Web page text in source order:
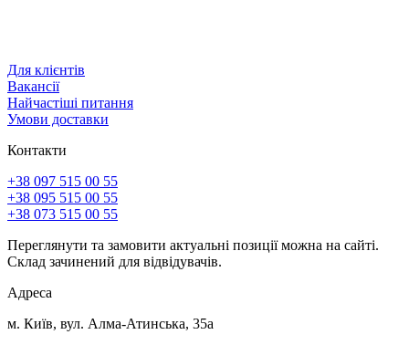
Для клієнтів
Вакансії
Найчастіші питання
Умови доставки
Контакти
+38 097 515 00 55
+38 095 515 00 55
+38 073 515 00 55
Переглянути та замовити актуальні позиції можна на сайті.
Склад зачинений для відвідувачів.
Адреса
м. Київ, вул. Алма-Атинська, 35а